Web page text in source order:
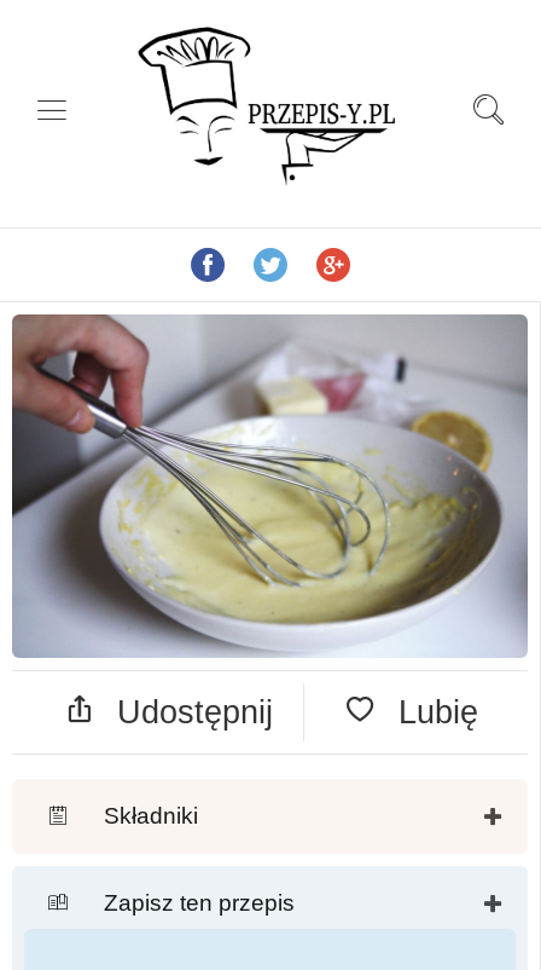
Udostępnij Lubię
Składniki
Zapisz ten przepis